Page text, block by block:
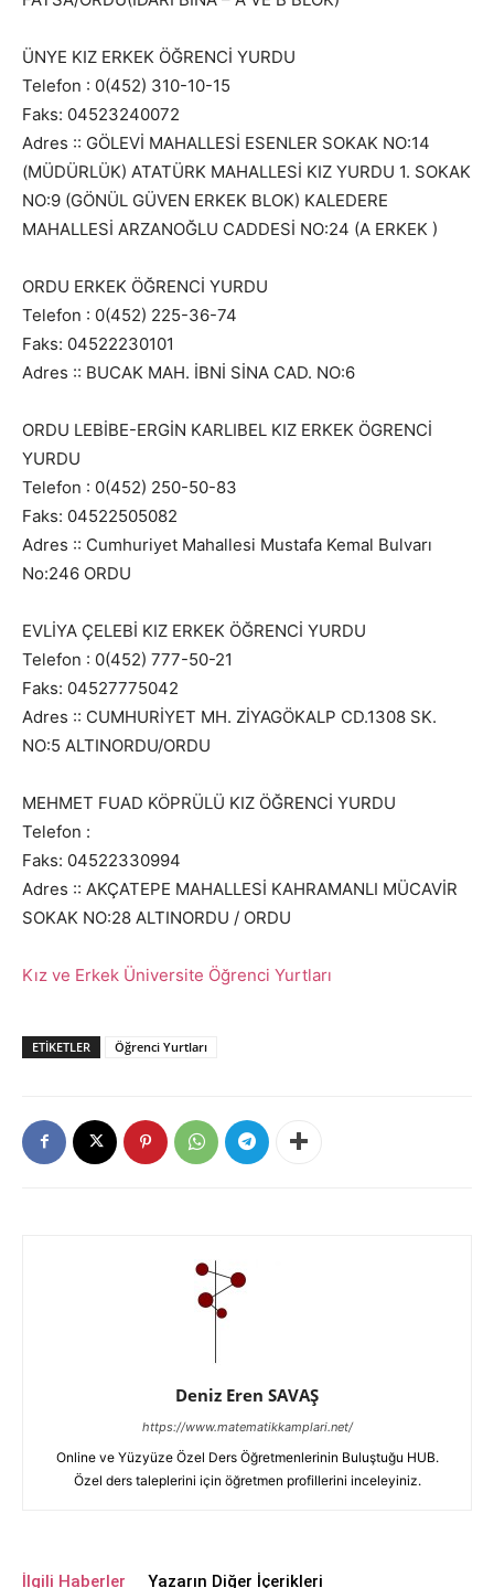
ÜNYE KIZ ERKEK ÖĞRENCİ YURDU
Telefon : 0(452) 310-10-15
Faks: 04523240072
Adres :: GÖLEVİ MAHALLESİ ESENLER SOKAK NO:14
(MÜDÜRLÜK) ATATÜRK MAHALLESİ KIZ YURDU 1. SOKAK
NO:9 (GÖNÜL GÜVEN ERKEK BLOK) KALEDERE
MAHALLESİ ARZANOĞLU CADDESİ NO:24 (A ERKEK )
ORDU ERKEK ÖĞRENCİ YURDU
Telefon : 0(452) 225-36-74
Faks: 04522230101
Adres :: BUCAK MAH. İBNİ SİNA CAD. NO:6
ORDU LEBİBE-ERGİN KARLIBEL KIZ ERKEK ÖGRENCİ
YURDU
Telefon : 0(452) 250-50-83
Faks: 04522505082
Adres :: Cumhuriyet Mahallesi Mustafa Kemal Bulvarı
No:246 ORDU
EVLİYA ÇELEBİ KIZ ERKEK ÖĞRENCİ YURDU
Telefon : 0(452) 777-50-21
Faks: 04527775042
Adres :: CUMHURİYET MH. ZİYAGÖKALP CD.1308 SK.
NO:5 ALTINORDU/ORDU
MEHMET FUAD KÖPRÜLÜ KIZ ÖĞRENCİ YURDU
Telefon :
Faks: 04522330994
Adres :: AKÇATEPE MAHALLESİ KAHRAMANLI MÜCAVİR
SOKAK NO:28 ALTINORDU / ORDU
Kız ve Erkek Üniversite Öğrenci Yurtları
ETIKETLER Öğrenci Yurtları
Deniz Eren SAVAŞ
https://www.matematikkamplari.net/
Online ve Yüzyüze Özel Ders Öğretmenlerinin Buluştuğu HUB.
Özel ders taleplerini için öğretmen profillerini inceleyiniz.
İlgili Haberler Yazarın Diğer İçerikleri